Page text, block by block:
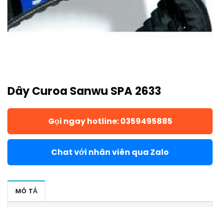
Dây Curoa Sanwu SPA 2633
Gọi ngay hotline: 0359495885
Chat với nhân viên qua Zalo
MÔ TẢ